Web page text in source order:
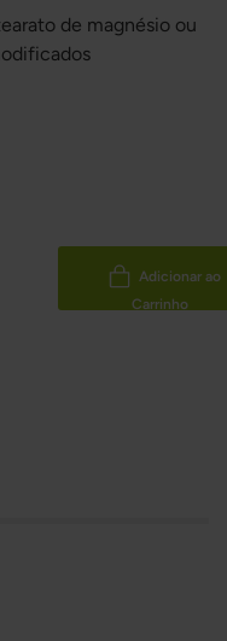
de magnésio ou
Adicionar ao
Carrinho